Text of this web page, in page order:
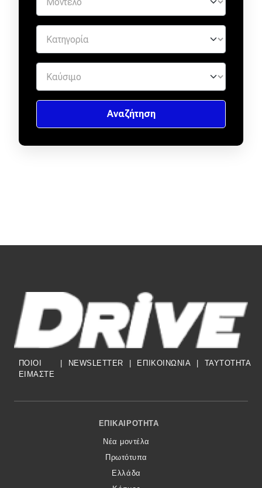
ΠΟΙΟΙ
ΕΙΜΑΣΤΕ
| NEWSLETTER | ΕΠΙΚΟΙΝΩΝΙΑ | TAYTOTHTA
Footer Menu
ΕΠΙΚΑΙΡΌΤΗΤΑ
Νέα μοντέλα
Πρωτότυπα
Ελλάδα